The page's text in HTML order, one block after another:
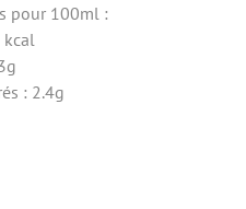
pour 100ml :
: 2.4g